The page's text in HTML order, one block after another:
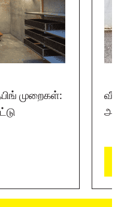
முறைகள்:
வீப்